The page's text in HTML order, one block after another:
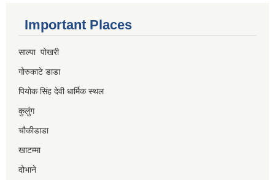
Important Places
साल्पा पोखरी
गोरुकाटे डाडा
पियोक सिंह देवी धार्मिक स्थल
कुलुंग
चौकीडाडा
खाटम्मा
दोभाने